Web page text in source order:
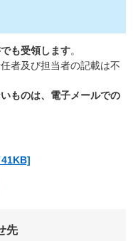
も受領します。
者及び担当者の記載は不
のは、電子メールでの
41KB]
先